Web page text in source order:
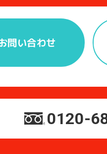
問い合わせ
0120-